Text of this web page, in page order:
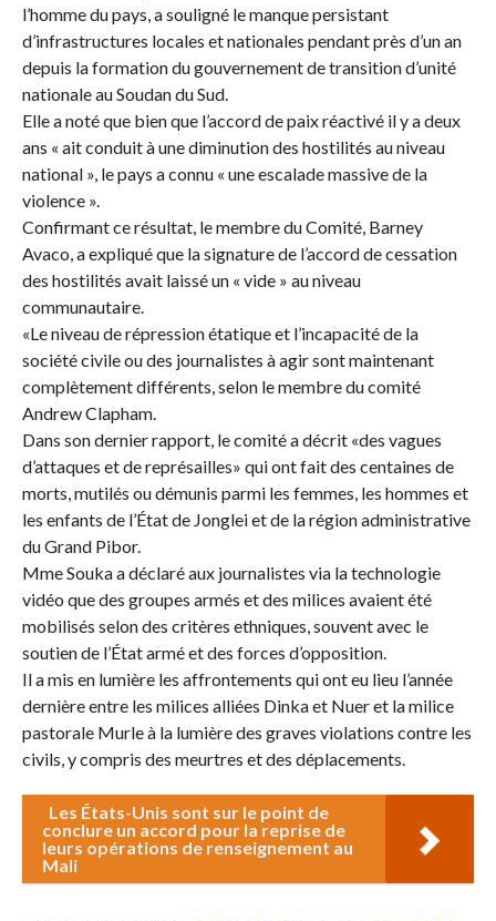
l’homme du pays, a souligné le manque persistant
d’infrastructures locales et nationales pendant près d’un an
depuis la formation du gouvernement de transition d’unité
nationale au Soudan du Sud.
Elle a noté que bien que l’accord de paix réactivé il y a deux
ans « ait conduit à une diminution des hostilités au niveau
national », le pays a connu « une escalade massive de la
violence ».
Confirmant ce résultat, le membre du Comité, Barney
Avaco, a expliqué que la signature de l’accord de cessation
des hostilités avait laissé un « vide » au niveau
communautaire.
«Le niveau de répression étatique et l’incapacité de la
société civile ou des journalistes à agir sont maintenant
complètement différents, selon le membre du comité
Andrew Clapham.
Dans son dernier rapport, le comité a décrit «des vagues
d’attaques et de représailles» qui ont fait des centaines de
morts, mutilés ou démunis parmi les femmes, les hommes et
les enfants de l’État de Jonglei et de la région administrative
du Grand Pibor.
Mme Souka a déclaré aux journalistes via la technologie
vidéo que des groupes armés et des milices avaient été
mobilisés selon des critères ethniques, souvent avec le
soutien de l’État armé et des forces d’opposition.
Il a mis en lumière les affrontements qui ont eu lieu l’année
dernière entre les milices alliées Dinka et Nuer et la milice
pastorale Murle à la lumière des graves violations contre les
civils, y compris des meurtres et des déplacements.
Les États-Unis sont sur le point de
conclure un accord pour la reprise de
leurs opérations de renseignement au
Mali